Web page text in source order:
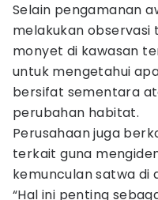
Selain pengamanan
melakukan
monyet di kawasan
untuk mengetahui
bersifat sementara
perubahan habitat.
Perusahaan juga
terkait guna
kemunculan satwa di
“Hal ini penting